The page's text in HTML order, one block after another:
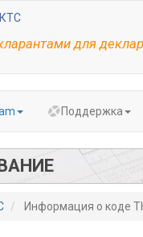
для
Поддержка
Информация о коде